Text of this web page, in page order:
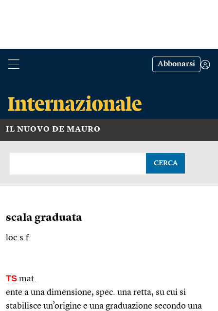
Abbonarsi
IL NUOVO DE MAURO
CERCA
scala graduata
loc.s.f.
TS mat.
ente a una dimensione, spec. una retta, su cui si
stabilisce un’origine e una graduazione secondo una